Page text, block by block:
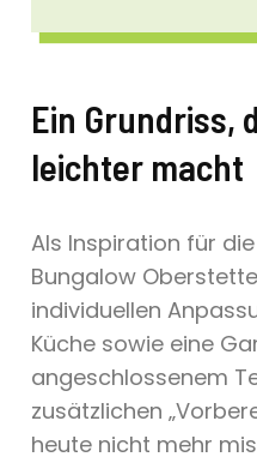
Ein Grundriss,
leichter macht
Als Inspiration für
Bungalow
individuellen
Küche sowie eine
angeschlossenem
zusätzlichen
heute nicht mehr